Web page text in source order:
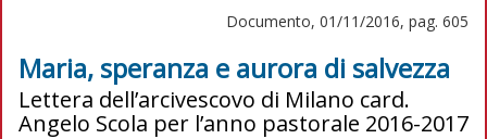
Documento, 01/11/2016, pag. 605
Maria, speranza e aurora di salvezza
Lettera dell’arcivescovo di Milano card.
Angelo Scola per l’anno pastorale 2016-2017